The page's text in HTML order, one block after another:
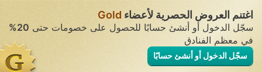
اغتنم العروض الحصرية لأعضاء Gold
سجّل الدخول أو أنشئ حسابًا للحصول على خصومات حتى20%
في معظم الفنادق
سجّل الدخول أو أنشئ حسابًا